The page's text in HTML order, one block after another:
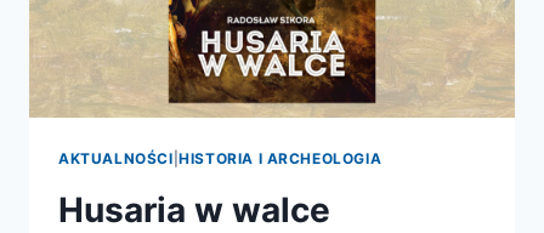
AKTUALNOŚCI |HISTORIA I ARCHEOLOGIA
Husaria w walce